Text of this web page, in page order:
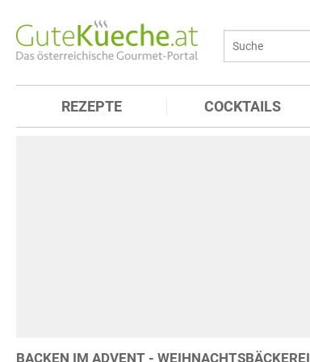
REZEPTE COCKTAILS
BACKEN IM ADVENT - WEIHNACHTSBÄCKEREI